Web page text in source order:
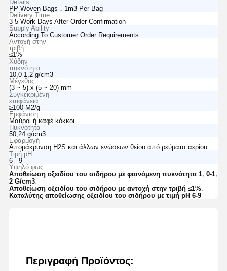
Details
PP Woven Bags，1m3 Per Bag
Delivery Time
3-5 Work Days After Order Confirmation
Supply Ability
According To Customer Order Requirements
Αντοχή στην
τριβή
≤1%
Χύδην
πυκνότητα
10,0-1,2 g/cm3
Μέγεθος
(3 ~ 5) x (5 ~ 20) mm
Συγκεκριμένη
επιφάνεια
≥100 M2/g
Εμφάνιση
Μαύροι ή καφέ κόκκοι
Πυκνότητα
50,24 g/cm3
Εφαρμογή
Απομάκρυνση H2S και άλλων ενώσεων θείου από ρεύματα αερίου
Τιμή pH
6 - 9
Υψηλό φως:
Αποθείωση οξειδίου του σιδήρου με φαινόμενη πυκνότητα 1 0-1
2 G/cm3,
Αποθείωση οξειδίου του σιδήρου με αντοχή στην τριβή ≤1%,
Καταλύτης αποθείωσης οξειδίου του σιδήρου με τιμή pH 6-9
Περιγραφή Προϊόντος: